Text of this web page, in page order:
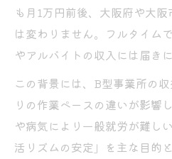
も月1万円前後、大阪府や大
は変わりません。フルタイム
やアルバイトの収入には届き
この背景には、B型事業所の
りの作業ペースの違いが影響
や病気により一般就労が難し
活リズムの安定」を主な目的